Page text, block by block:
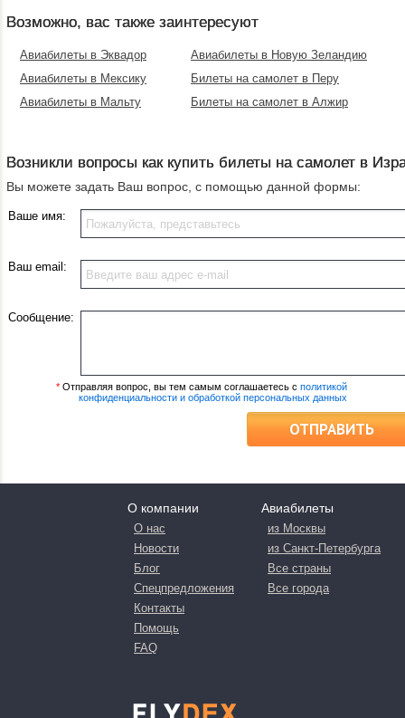
Возможно, вас также заинтересуют
Авиабилеты в Эквадор
Авиабилеты в Мексику
Авиабилеты в Мальту
Авиабилеты в Новую Зеландию
Билеты на самолет в Перу
Билеты на самолет в Алжир
Возникли вопросы как купить билеты на самолет в
Вы можете задать Ваш вопрос, с помощью данной формы:
Ваше имя:
Ваш email:
Сообщение:
* Отправляя вопрос, вы тем самым соглашаетесь с политикой
конфиденциальности и обработкой персональных данных
ОТПРАВИТЬ
О компании
О нас
Новости
Блог
Спецпредложения
Контакты
Помощь
FAQ
Авиабилеты
из Москвы
из Санкт-Петербурга
Все страны
Все города